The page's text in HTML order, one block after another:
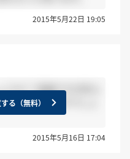
2015年5月22日 19:05
うか？ 恐縮ですが祈ら
らっしゃいますでしょ
る（無料）
2015年5月16日 17:04